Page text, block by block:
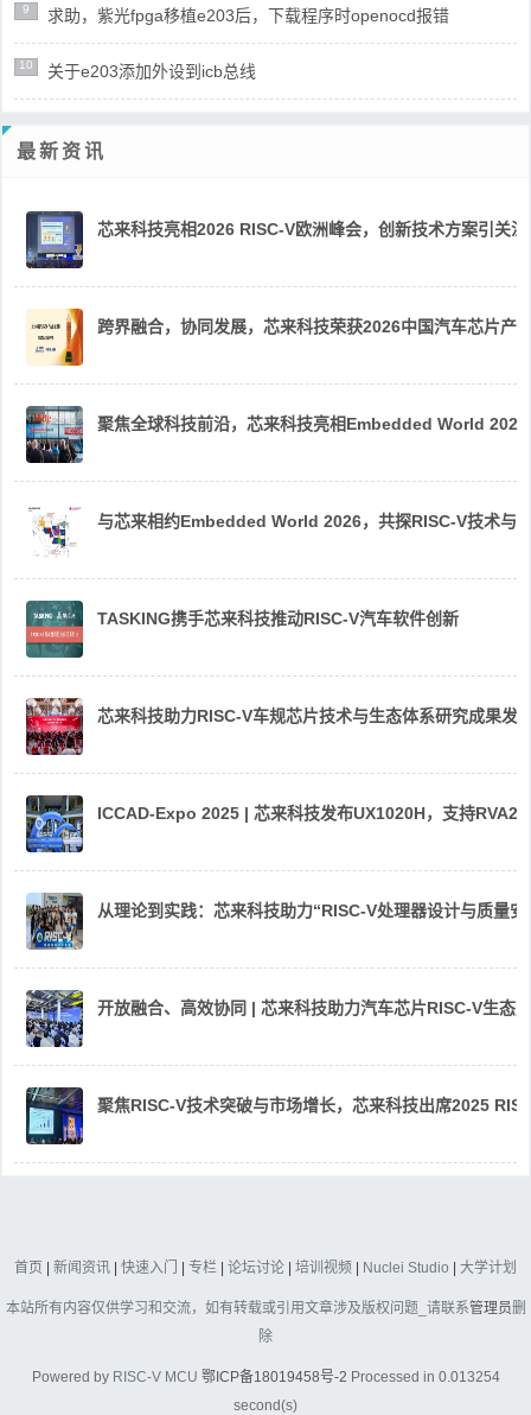
9 求助，紫光fpga移植e203后，下载程序时openocd报错
10 关于e203添加外设到icb总线
最新资讯
芯来科技亮相2026 RISC-V欧洲峰会，创新技术方案引关注
跨界融合，协同发展，芯来科技荣获2026中国汽车芯片产
聚焦全球科技前沿，芯来科技亮相Embedded World 2026
与芯来相约Embedded World 2026，共探RISC-V技术与
TASKING携手芯来科技推动RISC-V汽车软件创新
芯来科技助力RISC-V车规芯片技术与生态体系研究成果发
ICCAD-Expo 2025 | 芯来科技发布UX1020H，支持
从理论到实践：芯来科技助力“RISC-V处理器设计与质量
开放融合、高效协同 | 芯来科技助力汽车芯片RISC-V生态
聚焦RISC-V技术突破与市场增长，芯来科技出席2025
首页 新闻资讯 快速入门 专栏 论坛讨论 培训视频 Nuclei Studio 大学计划
本站所有内容仅供学习和交流，如有转载或引用文章涉及版权问题_请联系管理员删
除
Powered by RISC-V MCU 鄂ICP备18019458号-2 Processed in 0.013254
second(s)